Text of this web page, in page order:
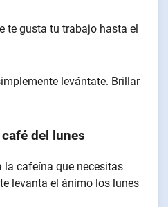
te gusta tu trabajo hasta el
levántate. Brillar
del lunes
la cafeína que necesitas
levanta el ánimo los lunes